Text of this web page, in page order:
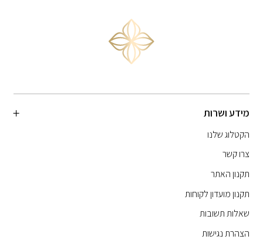
מידע ושרות
הקטלוג שלנו
צרו קשר
תקנון האתר
תקנון מועדון לקוחות
שאלות תשובות
הצהרת נגישות